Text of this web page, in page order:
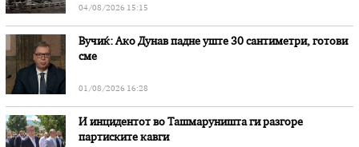
04/08/2026 15:15
Вучиќ: Ако Дунав падне уште 30 сантиметри, готови
сме
01/08/2026 16:28
И инцидентот во Ташмаруништa ги разгоре
партиските кавги